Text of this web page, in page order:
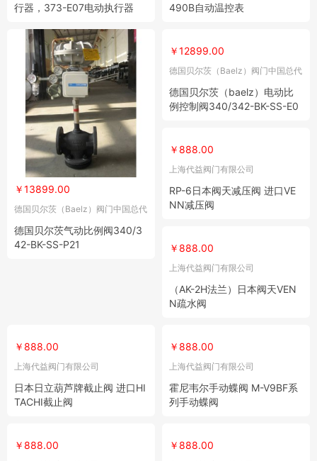
行器，373-E07电动执行器
490B自动温控表
￥13899.00
德国贝尔茨（Baelz）阀门中国总代
德国贝尔茨气动比例阀340/3
42-BK-SS-P21
￥12899.00
德国贝尔茨（Baelz）阀门中国总代
德国贝尔茨（baelz）电动比
例控制阀340/342-BK-SS-E0
￥888.00
上海代益阀门有限公司
RP-6日本阀天减压阀 进口VE
NN减压阀
￥888.00
上海代益阀门有限公司
（AK-2H法兰）日本阀天VEN
N疏水阀
￥888.00
上海代益阀门有限公司
日本日立葫芦牌截止阀 进口HI
TACHI截止阀
￥888.00
上海代益阀门有限公司
霍尼韦尔手动蝶阀 M-V9BF系
列手动蝶阀
￥888.00 ￥888.00